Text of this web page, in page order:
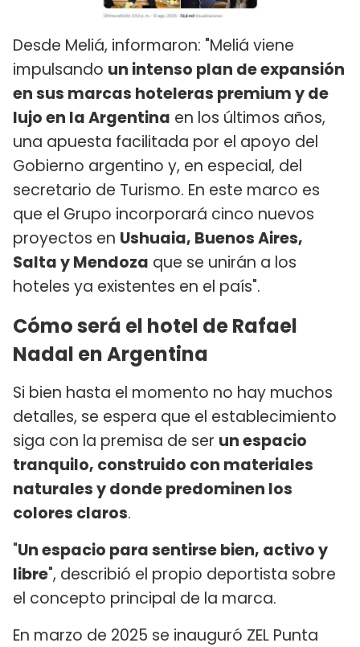
Desde Meliá, informaron: "Meliá viene
impulsando un intenso plan de expansión
en sus marcas hoteleras premium y de
lujo en la Argentina en los últimos años,
una apuesta facilitada por el apoyo del
Gobierno argentino y, en especial, del
secretario de Turismo. En este marco es
que el Grupo incorporará cinco nuevos
proyectos en Ushuaia, Buenos Aires,
Salta y Mendoza que se unirán a los
hoteles ya existentes en el país".
Cómo será el hotel de Rafael
Nadal en Argentina
Si bien hasta el momento no hay muchos
detalles, se espera que el establecimiento
siga con la premisa de ser un espacio
tranquilo, construido con materiales
naturales y donde predominen los
colores claros.
"Un espacio para sentirse bien, activo y
libre", describió el propio deportista sobre
el concepto principal de la marca.
En marzo de 2025 se inauguró ZEL Punta